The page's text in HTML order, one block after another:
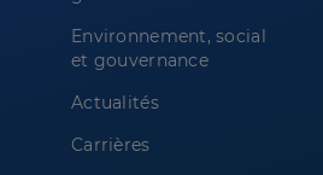
Environnement, social
et gouvernance
Actualités
Carrières